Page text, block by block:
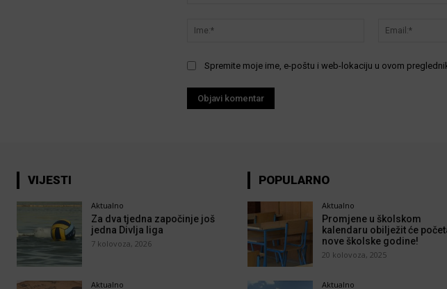
Ime:*
Spremite moje ime, e-poštu i web-lokaciju u ovom
VIJESTI
Aktualno
Za dva tjedna započinje još
jedna Divlja liga
7 kolovoza, 2026
Aktualno
POPULARNO
Aktualno
Promjene u školskom
kalendaru obilježit će
nove školske godine!
20 kolovoza, 2025
Aktualno